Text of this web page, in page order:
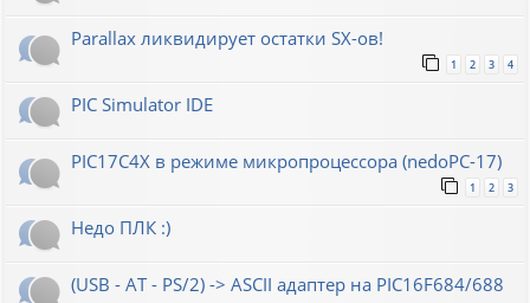
Parallax ликвидирует остатки SX-ов!
1 2 3 4
PIC Simulator IDE
PIC17C4X в режиме микропроцессора (nedoPC-17)
1 2 3
Недо ПЛК :)
(USB - AT - PS/2) -> ASCII адаптер на PIC16F684/688